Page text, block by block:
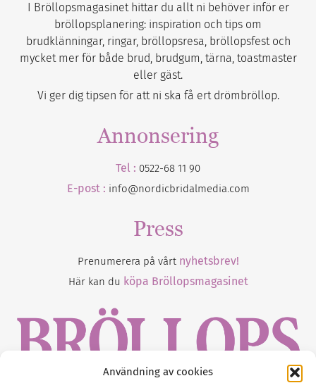
Användning av cookies
I Bröllopsmagasinet hittar du allt ni behöver inför er
bröllopsplanering: inspiration och tips om
brudklänningar, ringar, bröllopsresa, bröllopsfest och
mycket mer för både brud, brudgum, tärna, toastmaster
eller gäst.
Vi ger dig tipsen för att ni ska få ert drömbröllop.
Annonsering
Tel : 0522-68 11 90
E-post : info@nordicbridalmedia.com
Press
Prenumerera på vårt nyhetsbrev!
Här kan du köpa Bröllopsmagasinet